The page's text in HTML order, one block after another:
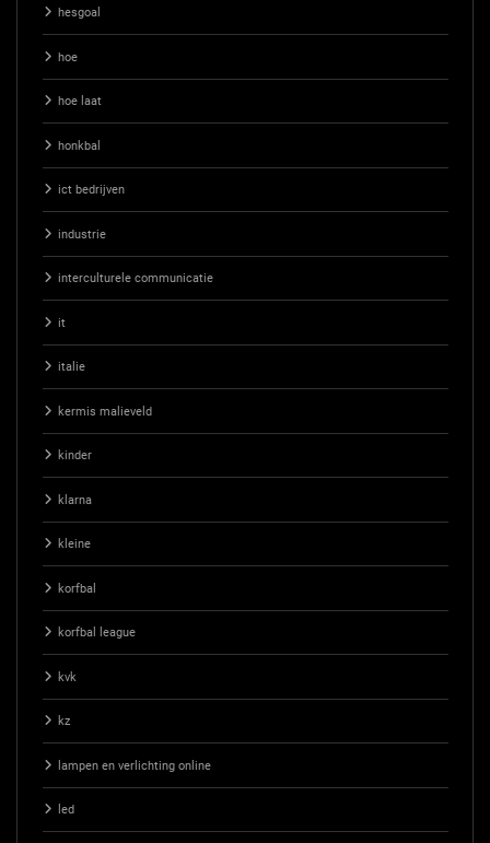
hesgoal
hoe
hoe laat
honkbal
ict bedrijven
industrie
interculturele communicatie
it
italie
kermis malieveld
kinder
klarna
kleine
korfbal
korfbal league
kvk
kz
lampen en verlichting online
led